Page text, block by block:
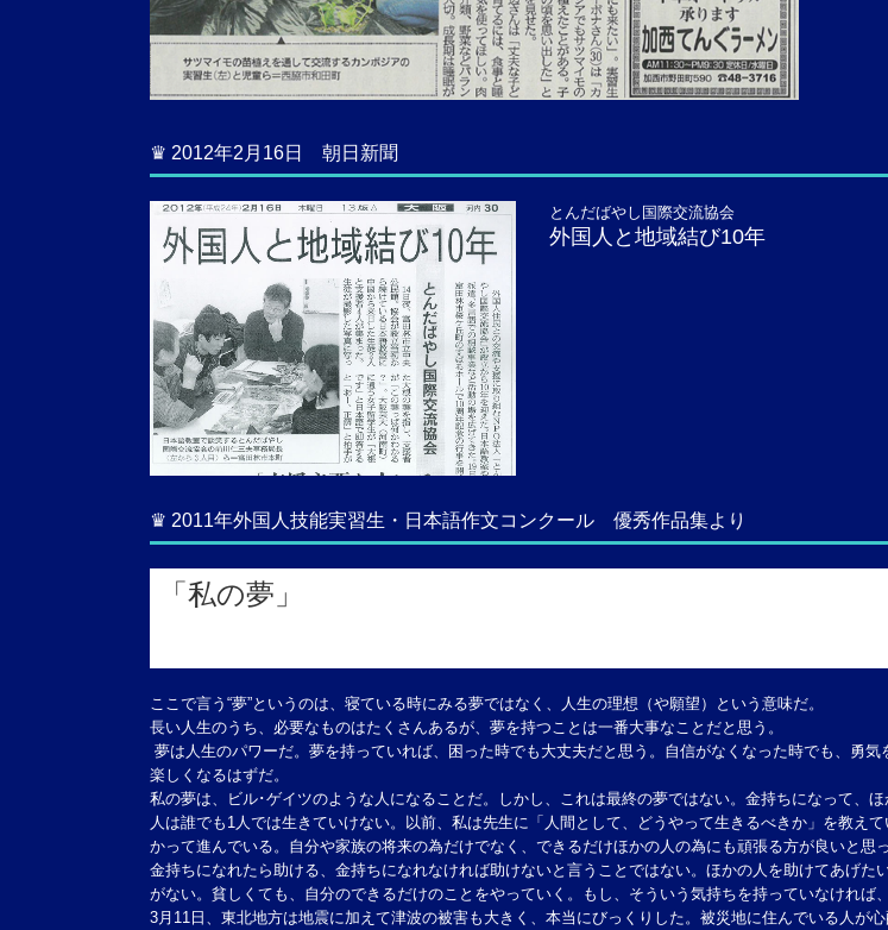
♛ 2012年2月16日 朝日新聞
とんだばやし国際交流協会
外国人と地域結び10年
♛ 2011年外国人技能実習生・日本語作文コンクール 優秀作品集より
「私の夢」
ここで言う“夢”というのは、寝ている時にみる夢ではなく、人生の理想（や願望）という意味だ。
長い人生のうち、必要なものはたくさんあるが、夢を持つことは一番大事なことだと思う。
夢は人生のパワーだ。夢を持っていれば、困った時でも大丈夫だと思う。自信がなくなった時でも、勇
楽しくなるはずだ。
私の夢は、ビル･ゲイツのような人になることだ。しかし、これは最終の夢ではない。金持ちになって、
人は誰でも1人では生きていけない。以前、私は先生に「人間として、どうやって生きるべきか」を教え
かって進んでいる。自分や家族の将来の為だけでなく、できるだけほかの人の為にも頑張る方が良いと思っ
金持ちになれたら助ける、金持ちになれなければ助けないと言うことではない。ほかの人を助けてあげ
がない。貧しくても、自分のできるだけのことをやっていく。もし、そういう気持ちを持っていなければ
3月11日、東北地方は地震に加えて津波の被害も大きく、本当にびっくりした。被災地に住んでいる人が